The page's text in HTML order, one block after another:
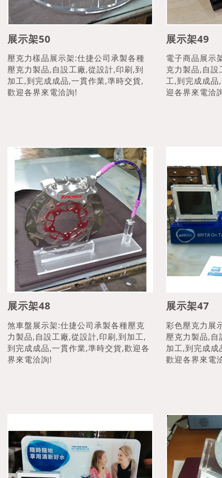
展示架50
壓克力樣品展示架:仕捷公司承製各種
壓克力製品,自設工廠,從設計,印刷,到
加工,到完成成品,一貫作業,準時交貨,
歡迎各界來電洽詢!
展示架49
電子商品展示
克力製品,自
工,到完成成
迎各界來電洽
展示架48
煞車盤展示架:仕捷公司承製各種壓克
力製品,自設工廠,從設計,印刷,到加工,
到完成成品,一貫作業,準時交貨,歡迎各
界來電洽詢!
展示架47
彩色壓克力展
壓克力製品,
加工,到完成
歡迎各界來電